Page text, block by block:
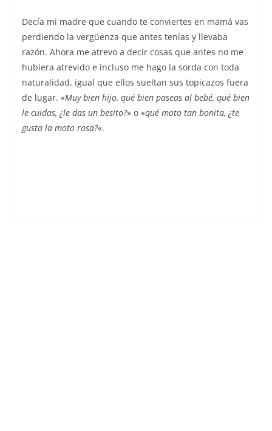
Decía mi madre que cuando te conviertes en mamá vas
perdiendo la vergüenza que antes tenías y llevaba
razón. Ahora me atrevo a decir cosas que antes no me
hubiera atrevido e incluso me hago la sorda con toda
naturalidad, igual que ellos sueltan sus topicazos fuera
de lugar. «Muy bien hijo, qué bien paseas al bebé, qué bien
le cuidas, ¿le das un besito?» o «qué moto tan bonita, ¿te
gusta la moto rosa?«.